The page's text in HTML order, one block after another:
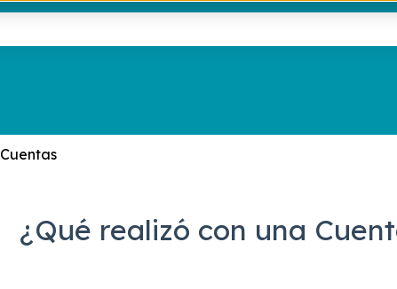
Cuentas
¿Qué realizó con una